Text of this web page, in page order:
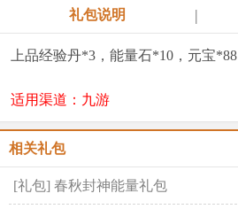
礼包说明 |
上品经验丹*3，能量石*10，元宝*88
适用渠道：九游
相关礼包
[礼包] 春秋封神能量礼包